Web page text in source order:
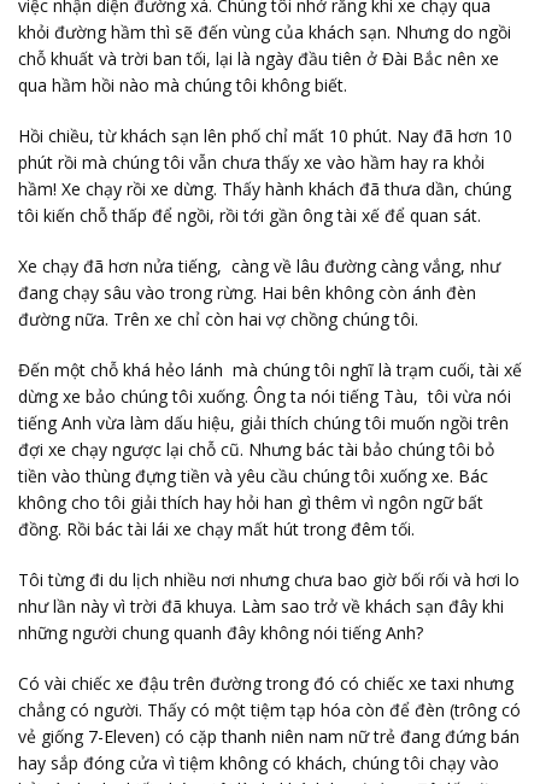
việc nhận diện đường xá. Chúng tôi nhớ rằng khi xe chạy qua
khỏi đường hầm thì sẽ đến vùng của khách sạn. Nhưng do ngồi
chỗ khuất và trời ban tối, lại là ngày đầu tiên ở Đài Bắc nên xe
qua hầm hồi nào mà chúng tôi không biết.
Hồi chiều, từ khách sạn lên phố chỉ mất 10 phút. Nay đã hơn 10
phút rồi mà chúng tôi vẫn chưa thấy xe vào hầm hay ra khỏi
hầm! Xe chạy rồi xe dừng. Thấy hành khách đã thưa dần, chúng
tôi kiến chỗ thấp để ngồi, rồi tới gần ông tài xế để quan sát.
Xe chạy đã hơn nửa tiếng, càng về lâu đường càng vắng, như
đang chạy sâu vào trong rừng. Hai bên không còn ánh đèn
đường nữa. Trên xe chỉ còn hai vợ chồng chúng tôi.
Đến một chỗ khá hẻo lánh mà chúng tôi nghĩ là trạm cuối, tài xế
dừng xe bảo chúng tôi xuống. Ông ta nói tiếng Tàu, tôi vừa nói
tiếng Anh vừa làm dấu hiệu, giải thích chúng tôi muốn ngồi trên
đợi xe chạy ngược lại chỗ cũ. Nhưng bác tài bảo chúng tôi bỏ
tiền vào thùng đựng tiền và yêu cầu chúng tôi xuống xe. Bác
không cho tôi giải thích hay hỏi han gì thêm vì ngôn ngữ bất
đồng. Rồi bác tài lái xe chạy mất hút trong đêm tối.
Tôi từng đi du lịch nhiều nơi nhưng chưa bao giờ bối rối và hơi lo
như lần này vì trời đã khuya. Làm sao trở về khách sạn đây khi
những người chung quanh đây không nói tiếng Anh?
Có vài chiếc xe đậu trên đường trong đó có chiếc xe taxi nhưng
chẳng có người. Thấy có một tiệm tạp hóa còn để đèn (trông có
vẻ giống 7-Eleven) có cặp thanh niên nam nữ trẻ đang đứng bán
hay sắp đóng cửa vì tiệm không có khách, chúng tôi chạy vào